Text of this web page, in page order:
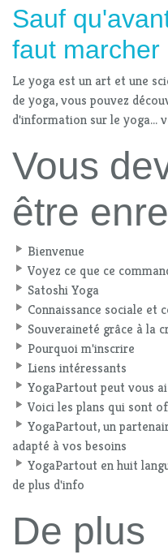
Sauf
faut marcher
Le yoga est un art et une
de yoga, vous pouvez
d'information sur le yoga...
Vous
être
Bienvenue
Voyez ce que ce
Satoshi Yoga
Connaissance sociale et
Souveraineté grâce à la
Pourquoi m'inscrire
Liens intéressants
YogaPartout peut vous
Voici les plans qui sont
YogaPartout, un
adapté à vos besoins
YogaPartout en huit
de plus d'info
De plus